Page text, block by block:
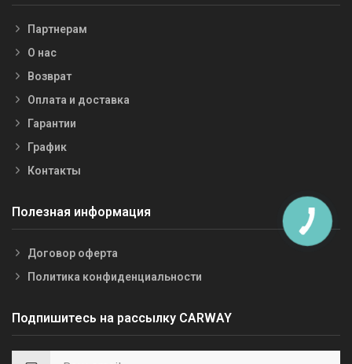
Партнерам
О нас
Возврат
Оплата и доставка
Гарантии
График
Контакты
Полезная информация
Договор оферта
Политика конфиденциальности
Подпишитесь на рассылку CARWAY